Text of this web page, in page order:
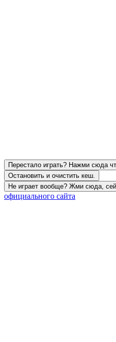
Перестало играть? Нажми сюда
Остановить и очистить кеш.
Не играет вообще? Жми сюда,
официального сайта